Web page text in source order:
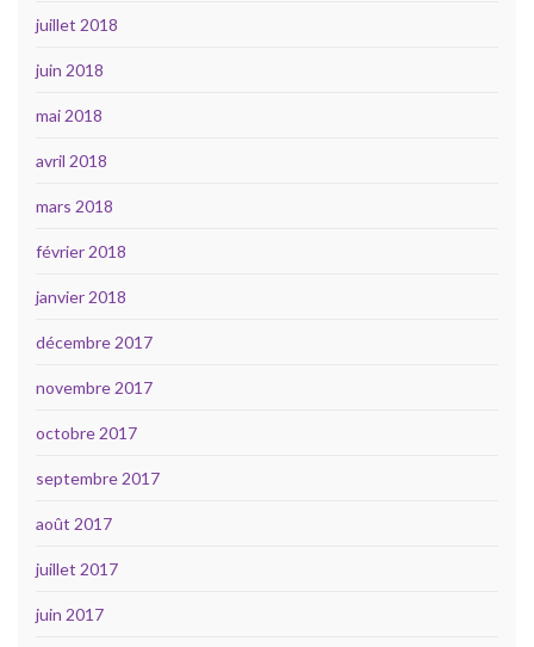
juillet 2018
juin 2018
mai 2018
avril 2018
mars 2018
février 2018
janvier 2018
décembre 2017
novembre 2017
octobre 2017
septembre 2017
août 2017
juillet 2017
juin 2017